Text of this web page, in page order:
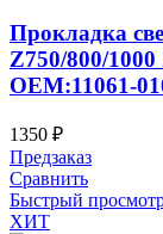
Прокладка
Z750/800/
OEM:11061-
1350 ₽
Предзаказ
Сравнить
Быстрый
ХИТ